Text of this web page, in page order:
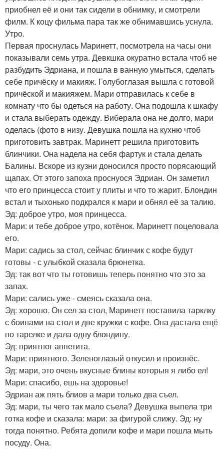
приобнел её и они так сидели в обнимку, и смотрели
филм. К коцу фильма пара так же обнимавшись уснула.
Утро.
Первая проснулась Маринетт, посмотрела на часы они
показывали семь утра. Девкшка окуратно встала чтоб не
разбудить Эдриана, и пошла в ванную умыться, сделать
себе причёску и макияж. Голубоглазая вышла с готовой
причёской и макияжем. Мари отправилась к себе в
комнату что бы одеться на работу. Она подошла к шкафу
и стала выберать одежду. Виберала она не долго, мари
оделась (фото в низу. Девушка пошла на кухню чтоб
приготовить завтрак. Маринетт решила приготовить
блинчики. Она надела на себя фартук и стала делать
Балины. Вскоре из кузни доносился просто порясающий
щапах. От этого запоха проснуося Эдриан. Он заметил
что его принцесса стоит у плиты и что то жарит. Блондин
встал и тыхонько подкрался к мари и обнял её за талию.
Эд: доброе утро, моя принцесса.
Мари: и тебе доброе утро, котёнок. Маринетт поцеловала
его.
Мари: садись за стол, сейчас блинчик с кофе будут
готовы - с улыбкой сказала брюнетка.
Эд: так вот что ты готовишь теперь понятно что это за
запах.
Мари: сались уже - смеясь сказала она.
Эд: хорошо. Он сел за стол, Маринетт поставила тарклку
с боинами на стол и две кружки с кофе. Она дастала ещё
по тарелке и дала одну блондину.
Эд: приятног аппетита.
Мари: приятного. Зеленоглазый откусил и произнёс.
Эд: мари, это очень вкусные блины которыя я либо ел!
Мари: спасибо, ешь на здоровье!
Эдриан аж пять блиов а мари только два съел.
Эд: мари, ты чего так мало съела? Девушка выпела три
готка кофе и сказала: мари: за фигурой слижу. Эд: ну
тогда понятно. Ребята допили кофе и мари пошла мыть
посуду. Она.